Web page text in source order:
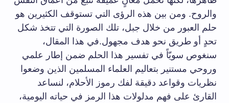
والروح. ومن بين هذه الرؤى التي تستوقف الكثيرين هو
حلم العبور من خلال جبل، تلك الصورة التي تتخذ شكل
تحدٍ أو طريق نحو هدف مجهول.في هذا المقال،
سنغوص سويّاً في تفسير هذا الحلم ضمن إطار علمي
وروحي مستنير بتعاليم العلماء المسلمين الذين وضعوا
نظريات وقواعد دقيقة لفك رموز الأحلام، لنساعد
القارئ على فهم مدلولات هذا الرمز في حياته اليومية،